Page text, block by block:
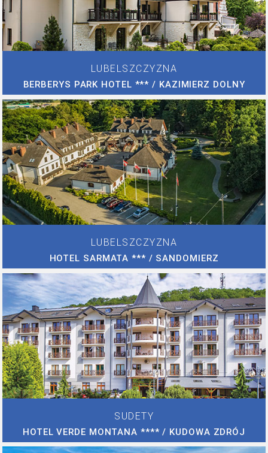
LUBELSZCZYZNA
BERBERYS PARK HOTEL *** / KAZIMIERZ DOLNY
LUBELSZCZYZNA
HOTEL SARMATA *** / SANDOMIERZ
SUDETY
HOTEL VERDE MONTANA **** / KUDOWA ZDRÓJ